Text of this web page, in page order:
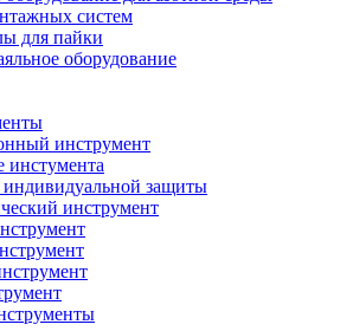
систем
для пайки
оборудование
инструмент
инстумента
индивидуальной защиты
инструмент